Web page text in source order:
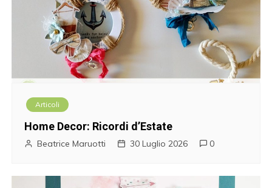
Articoli
Home Decor: Ricordi d’Estate
Beatrice Maruotti 30 Luglio 2026 0